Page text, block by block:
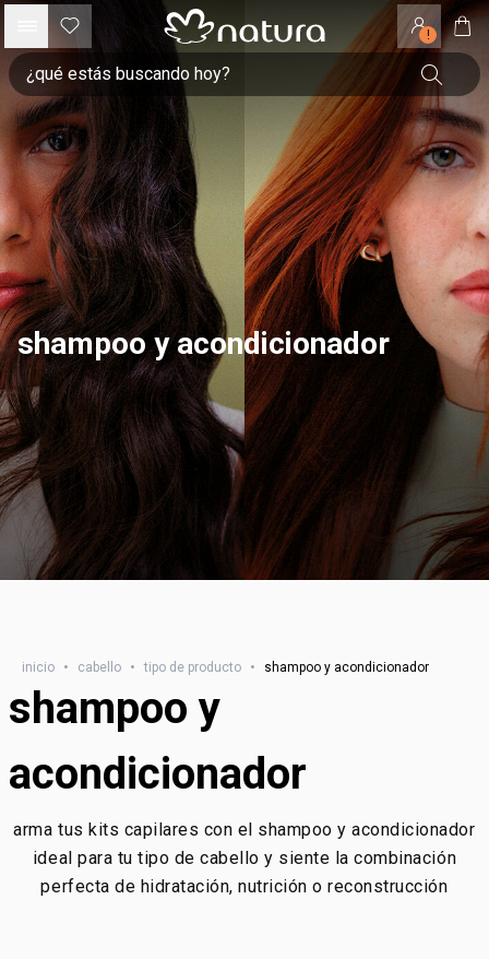
!
shampoo y acondicionador
inicio • cabello • tipo de producto • shampoo y acondicionador
shampoo y
acondicionador
arma tus kits capilares con el shampoo y acondicionador
ideal para tu tipo de cabello y siente la combinación
perfecta de hidratación, nutrición o reconstrucción